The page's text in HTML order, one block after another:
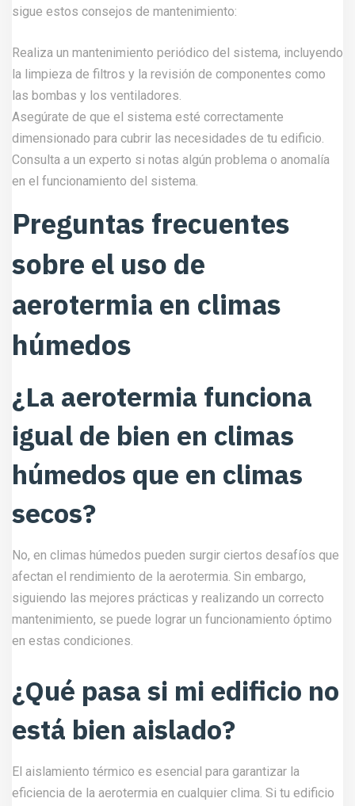
sigue estos consejos de mantenimiento:
Realiza un mantenimiento periódico del sistema, incluyendo
la limpieza de filtros y la revisión de componentes como
las bombas y los ventiladores.
Asegúrate de que el sistema esté correctamente
dimensionado para cubrir las necesidades de tu edificio.
Consulta a un experto si notas algún problema o anomalía
en el funcionamiento del sistema.
Preguntas frecuentes
sobre el uso de
aerotermia en climas
húmedos
¿La aerotermia funciona
igual de bien en climas
húmedos que en climas
secos?
No, en climas húmedos pueden surgir ciertos desafíos que
afectan el rendimiento de la aerotermia. Sin embargo,
siguiendo las mejores prácticas y realizando un correcto
mantenimiento, se puede lograr un funcionamiento óptimo
en estas condiciones.
¿Qué pasa si mi edificio no
está bien aislado?
El aislamiento térmico es esencial para garantizar la
eficiencia de la aerotermia en cualquier clima. Si tu edificio